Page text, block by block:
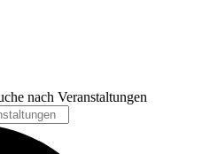
nach Veranstaltungen